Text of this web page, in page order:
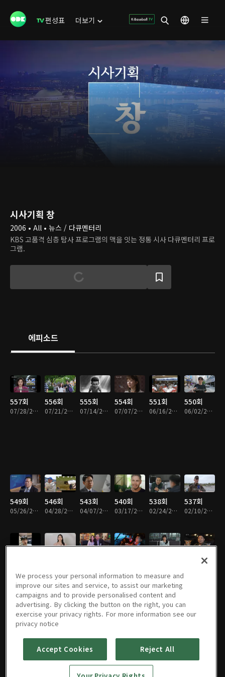
편성표 더보기
시사기획 창
2006 • All • 뉴스 / 다큐멘터리
KBS 고품격 심층 탐사 프로그램의 맥을 잇는 정통 시사 다큐멘터리 프로
그램.
에피소드
557회
07/28/2026 • 49분
556회
07/21/2026 • 47분
555회
07/14/2026 • 49분
554회
07/07/2026 • 49분
551회
06/16/2026 • 49분
550회
06/02/2026 • 48분
549회
05/26/2026 • 49분
546회
04/28/2026 • 49분
543회
04/07/2026 • 48분
540회
03/17/2026 • 49분
538회
02/24/2026 • 50분
537회
02/10/2026 • 49분
530회
529회
12/16/2025 • 49분
528회 527회 526회 525회 524회
We process your personal information to measure and
improve our sites and service, to assist our marketing
campaigns and to provide personalised content and
advertising. By clicking the button on the right, you can
exercise your privacy rights. For more information see our
privacy notice
Accept Cookies Reject All